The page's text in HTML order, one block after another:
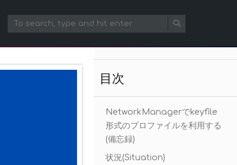
目次
NetworkManagerでkeyfile
形式のプロファイルを利用する
(備忘録)
状況(Situation)